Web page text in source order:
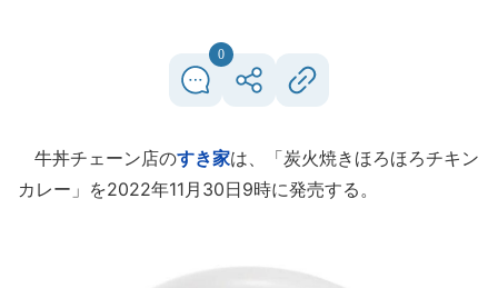
0
牛丼チェーン店のすき家は、「炭火焼きほろほろチキン
カレー」を2022年11月30日9時に発売する。